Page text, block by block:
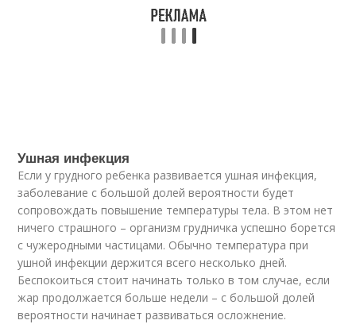
Ушная инфекция
Если у грудного ребенка развивается ушная инфекция,
заболевание с большой долей вероятности будет
сопровождать повышение температуры тела. В этом нет
ничего страшного – организм грудничка успешно борется
с чужеродными частицами. Обычно температура при
ушной инфекции держится всего несколько дней.
Беспокоиться стоит начинать только в том случае, если
жар продолжается больше недели – с большой долей
вероятности начинает развиваться осложнение.